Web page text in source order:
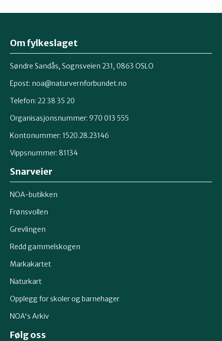
Om fylkeslaget
Søndre Sandås, Sognsveien 231, 0863 OSLO
Epost: noa@naturvernforbundet.no
Telefon: 22 38 35 20
Organisasjonsnummer: 970 013 555
Kontonummer: 1520.28.23146
Vippsnummer: 81134
Snarveier
NOA-butikken
Frønsvollen
Grevlingen
Redd gammelskogen
Markakartet
Naturkart
Opplegg for skoler og barnehager
NOA's Arkiv
Følg oss